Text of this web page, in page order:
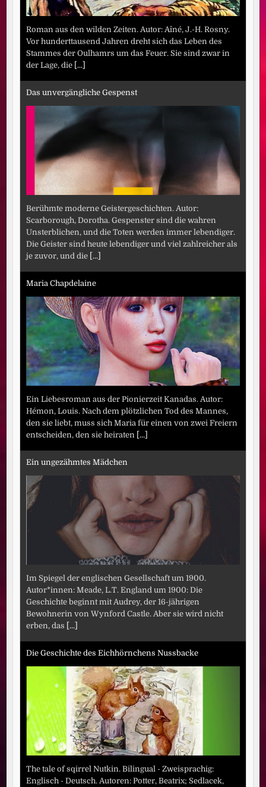
Roman aus den wilden Zeiten. Autor: Aîné, J.-H. Rosny.
Vor hunderttausend Jahren dreht sich das Leben des
Stammes der Oulhamrs um das Feuer. Sie sind zwar in
der Lage, die [...]
Das unvergängliche Gespenst
Berühmte moderne Geistergeschichten. Autor:
Scarborough, Dorotha. Gespenster sind die wahren
Unsterblichen, und die Toten werden immer lebendiger.
Die Geister sind heute lebendiger und viel zahlreicher als
je zuvor, und die [...]
Maria Chapdelaine
Ein Liebesroman aus der Pionierzeit Kanadas. Autor:
Hémon, Louis. Nach dem plötzlichen Tod des Mannes,
den sie liebt, muss sich Maria für einen von zwei Freiern
entscheiden, den sie heiraten [...]
Ein ungezähmtes Mädchen
Im Spiegel der englischen Gesellschaft um 1900.
Autor*innen: Meade, L.T. England um 1900: Die
Geschichte beginnt mit Audrey, der 16-jährigen
Bewohnerin von Wynford Castle. Aber sie wird nicht
erben, das [...]
Die Geschichte des Eichhörnchens Nussbacke
The tale of sqirrel Nutkin. Bilingual - Zweisprachig:
Englisch - Deutsch. Autoren: Potter, Beatrix; Sedlacek,